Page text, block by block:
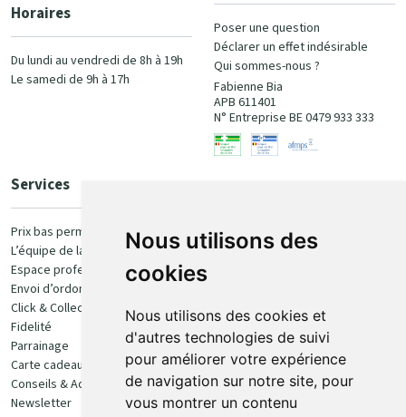
Nous utilisons des
cookies
Nous utilisons des cookies et
d'autres technologies de suivi
pour améliorer votre expérience
de navigation sur notre site, pour
vous montrer un contenu
Horaires
Du lundi au vendredi de 8h à 19h
Le samedi de 9h à 17h
Poser une question
Déclarer un effet indésirable
Qui sommes-nous ?
Fabienne Bia
APB 611401
N° Entreprise BE 0479 933 333
Services
Prix bas permanent
L’équipe de la pharmacie
Espace professionnel
Envoi d’ordonnance
Click & Collect
Fidelité
Parrainage
Carte cadeau
Conseils & Actualités
Newsletter
100% sécurisé
Retrait et livraison